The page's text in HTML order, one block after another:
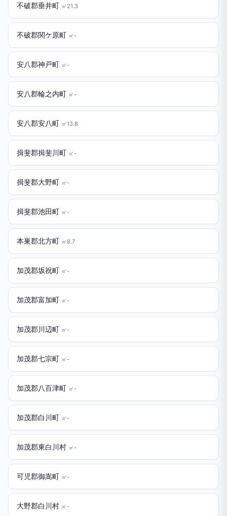
不破郡垂井町 ㎡21.3
不破郡関ケ原町 ㎡-
安八郡神戸町 ㎡-
安八郡輪之内町 ㎡-
安八郡安八町 ㎡13.8
揖斐郡揖斐川町 ㎡-
揖斐郡大野町 ㎡-
揖斐郡池田町 ㎡-
本巣郡北方町 ㎡8.7
加茂郡坂祝町 ㎡-
加茂郡富加町 ㎡-
加茂郡川辺町 ㎡-
加茂郡七宗町 ㎡-
加茂郡八百津町 ㎡-
加茂郡白川町 ㎡-
加茂郡東白川村 ㎡-
可児郡御嵩町 ㎡-
大野郡白川村 ㎡-